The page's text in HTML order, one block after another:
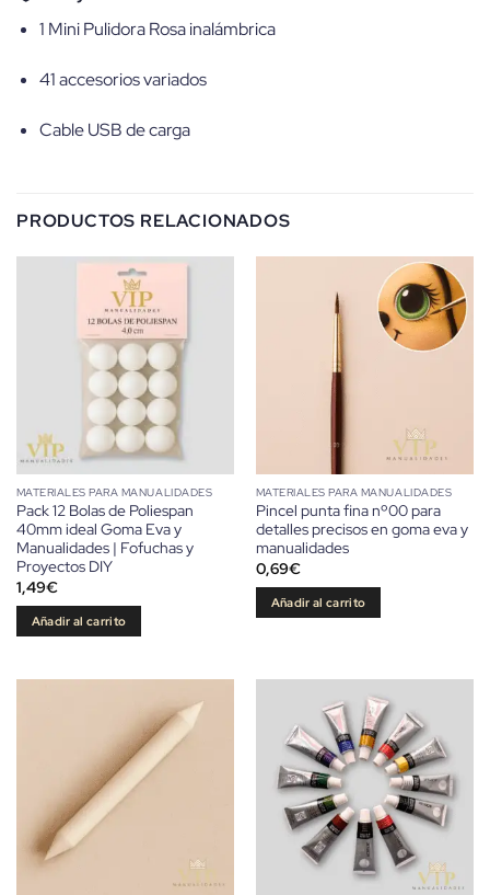
1 Mini Pulidora Rosa inalámbrica
41 accesorios variados
Cable USB de carga
PRODUCTOS RELACIONADOS
MATERIALES PARA MANUALIDADES
Pack 12 Bolas de Poliespan
40mm ideal Goma Eva y
Manualidades | Fofuchas y
Proyectos DIY
1,49€
Añadir al carrito
MATERIALES PARA MANUALIDADES
Pincel punta fina nº00 para
detalles precisos en goma eva y
manualidades
0,69€
Añadir al carrito